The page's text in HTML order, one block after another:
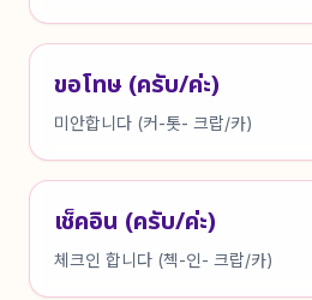
ขอโทษ (ครับ/ค่ะ)
미안합니다 (커-톳- 크랍/카)
เช็คอิน (ครับ/ค่ะ)
체크인 합니다 (첵-인- 크랍/카)